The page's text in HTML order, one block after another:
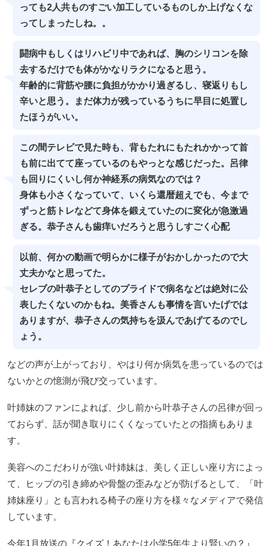
っても2人共ものすごい加工しているものしか上げなくな
ってしまったしね。。
闘病中もしくはリハビリ中であれば、胸のシリコンを除
去するだけでも体がかなりラクになると思う。
年齢的に背筋や腰に負担がかかり過ぎるし、寝返りもし
辛いと思う。まだ体力が残っているうちに早目に処置し
たほうがいい。
この間テレビで見た時も、背もたれにもたれかかって首
も前に出てて座っているのもやっとな感じだった。呂律
も回りにくいし何か神経系の病気なのでは？
身体も小さくなっていて、いくら還暦超えでも、今まで
ずっと筋トレなどて身体を鍛えていたのに変化が急激過
ぎる。恭子さんも歯痒いだろうと思うしすごく心配
以前、何かの動画で明らかに様子がおかしかったので大
丈夫かなと思ってた。
セレブの叶恭子としてのプライドで病名などは絶対に公
表したくないのかもね。美香さんも事情を言いたげでは
ありますが、恭子さんの気持ちを汲んであげてるのでし
ょう。
などの声が上がっており、やはり何か病気を患っているのでは
ないかとの憶測が飛び交っています。
叶姉妹のファンによれば、少し前から叶恭子さんの呂律が回っ
ておらず、話が聞き取りにくくなっていたとの指摘もありま
す。
美容へのこだわりが強い叶姉妹は、美しく正しい座り方によっ
て、ヒップの引き締めや骨盤の歪みなどが防げるとして、「叶
姉妹座り」とも言われる椅子の座り方を様々なメディアで発信
しています。
今年1月放送の『クイズ！あなたは小学5年生より賢いの？』